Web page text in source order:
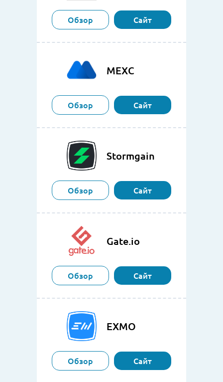
Обзор Сайт
MEXC
Обзор Сайт
Stormgain
Обзор Сайт
Gate.io
Обзор Сайт
EXMO
Обзор Сайт